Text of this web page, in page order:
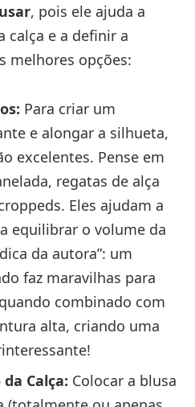
, pois ele ajuda a
calça e a definir a
melhores opções:
Para criar um
e alongar a silhueta,
excelentes. Pense em
regatas de alça
Eles ajudam a
equilibrar o volume da
da autora”: um
faz maravilhas para
combinado com
alta, criando uma
Calça: Colocar a blusa